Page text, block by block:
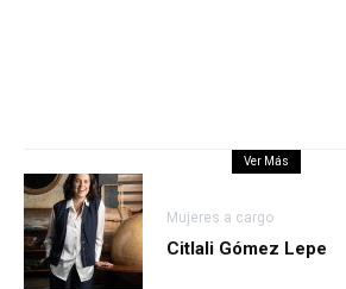
Ver Más
Mujeres a cargo
Citlali Gómez Lepe